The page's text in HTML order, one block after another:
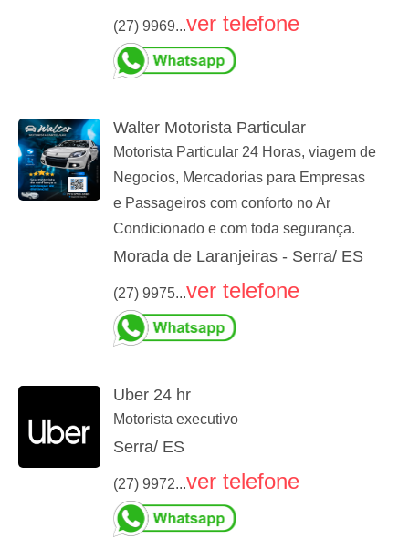
(27) 9969...ver telefone
Walter Motorista Particular
Motorista Particular 24 Horas, viagem de
Negocios, Mercadorias para Empresas
e Passageiros com conforto no Ar
Condicionado e com toda segurança.
Morada de Laranjeiras - Serra/ ES
(27) 9975...ver telefone
Uber 24 hr
Motorista executivo
Serra/ ES
(27) 9972...ver telefone